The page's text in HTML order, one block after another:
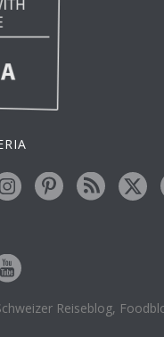
Reiseblog,